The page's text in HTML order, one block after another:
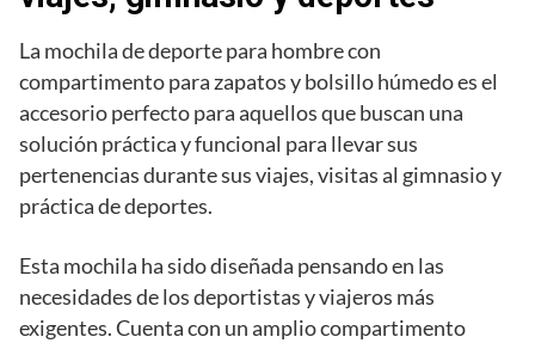
La mochila de deporte para hombre con
compartimento para zapatos y bolsillo húmedo es el
accesorio perfecto para aquellos que buscan una
solución práctica y funcional para llevar sus
pertenencias durante sus viajes, visitas al gimnasio y
práctica de deportes.
Esta mochila ha sido diseñada pensando en las
necesidades de los deportistas y viajeros más
exigentes. Cuenta con un amplio compartimento